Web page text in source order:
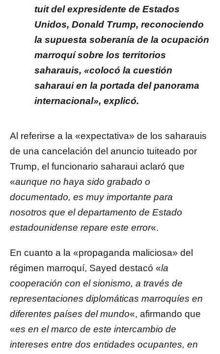
tuit del expresidente de Estados
Unidos, Donald Trump, reconociendo
la supuesta soberanía de la ocupación
marroquí sobre los territorios
saharauis, «colocó la cuestión
saharaui en la portada del panorama
internacional», explicó.
Al referirse a la «expectativa» de los saharauis
de una cancelación del anuncio tuiteado por
Trump, el funcionario saharaui aclaró que
«aunque no haya sido grabado o
documentado, es muy importante para
nosotros que el departamento de Estado
estadounidense repare este error«.
En cuanto a la «propaganda maliciosa» del
régimen marroquí, Sayed destacó «la
cooperación con el sionismo, a través de
representaciones diplomáticas marroquíes en
diferentes países del mundo«, afirmando que
«es en el marco de este intercambio de
intereses entre dos entidades ocupantes, en